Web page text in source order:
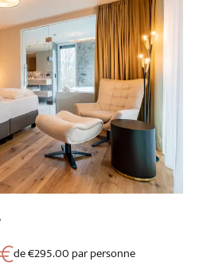
de €295.00 par personne